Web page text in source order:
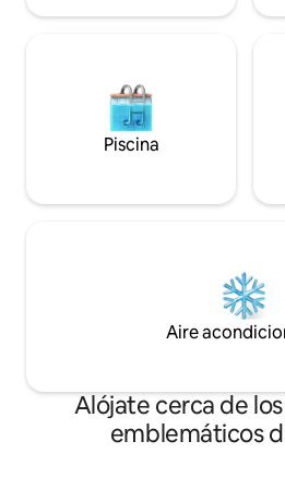
de Phoenix.
Piscina
Aire
Alójate cerca de
emblemáticos